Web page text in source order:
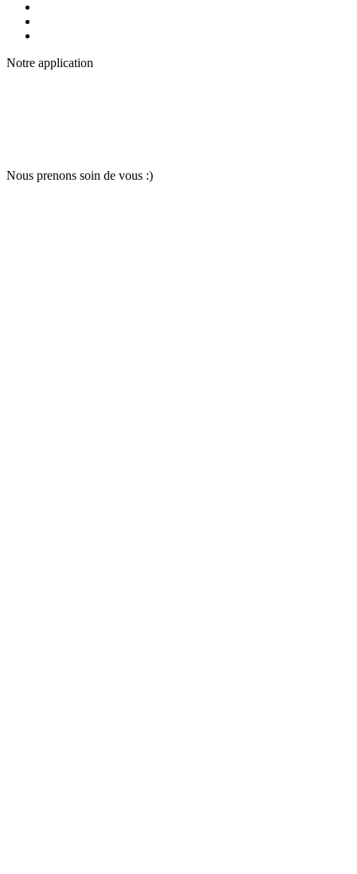
Notre application
Nous prenons soin de vous :)